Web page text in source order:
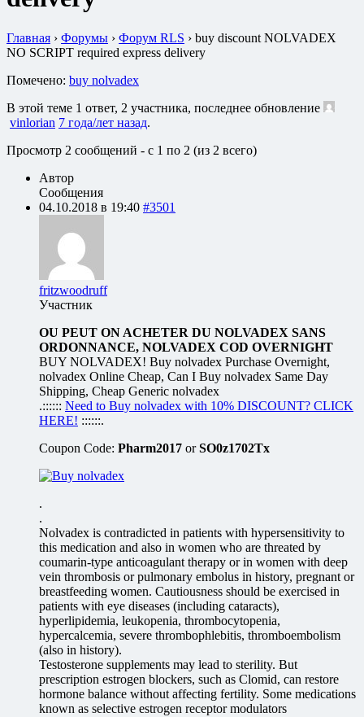
Главная › Форумы › Форум RLS › buy discount NOLVADEX
NO SCRIPT required express delivery
Помечено: buy nolvadex
В этой теме 1 ответ, 2 участника, последнее обновление
vinlorian 7 года/лет назад.
Просмотр 2 сообщений - с 1 по 2 (из 2 всего)
Автор
Сообщения
04.10.2018 в 19:40 #3501
fritzwoodruff
Участник
OU PEUT ON ACHETER DU NOLVADEX SANS
ORDONNANCE, NOLVADEX COD OVERNIGHT
BUY NOLVADEX! Buy nolvadex Purchase Overnight,
nolvadex Online Cheap, Can I Buy nolvadex Same Day
Shipping, Cheap Generic nolvadex
.:::::: Need to Buy nolvadex with 10% DISCOUNT? CLICK
HERE! ::::::.
Coupon Code: Pharm2017 orSO0z1702Tx
.
.
Nolvadex is contradicted in patients with hypersensitivity to
this medication and also in women who are threated by
coumarin-type anticoagulant therapy or in women with deep
vein thrombosis or pulmonary embolus in history, pregnant or
breastfeeding women. Cautiousness should be exercised in
patients with eye diseases (including cataracts),
hyperlipidemia, leukopenia, thrombocytopenia,
hypercalcemia, severe thrombophlebitis, thromboembolism
(also in history).
Testosterone supplements may lead to sterility. But
prescription estrogen blockers, such as Clomid, can restore
hormone balance without affecting fertility. Some medications
known as selective estrogen receptor modulators